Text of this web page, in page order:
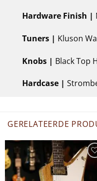
Hardware Finish |
Tuners | Kluson
Knobs | Black Top
Hardcase |
GERELATEERDE